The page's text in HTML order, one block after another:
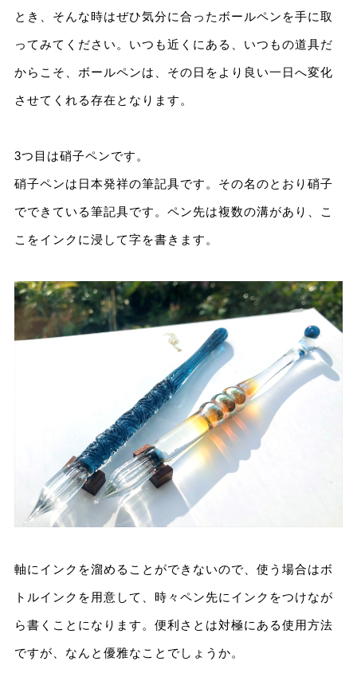
とき、そんな時はぜひ気分に合ったボールペンを手に取
ってみてください。いつも近くにある、いつもの道具だ
からこそ、ボールペンは、その日をより良い一日へ変化
させてくれる存在となります。
3つ目は硝子ペンです。
硝子ペンは日本発祥の筆記具です。その名のとおり硝子
でできている筆記具です。ペン先は複数の溝があり、こ
こをインクに浸して字を書きます。
軸にインクを溜めることができないので、使う場合はボ
トルインクを用意して、時々ペン先にインクをつけなが
ら書くことになります。便利さとは対極にある使用方法
ですが、なんと優雅なことでしょうか。